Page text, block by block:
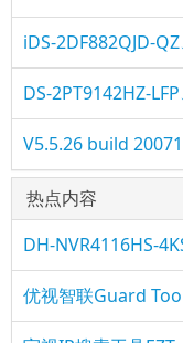
iDS-2DF882QJD-QZ
DS-2PT9142HZ-
V5.5.26 build
热点内容
DH-NVR4116HS-
优视智联Guard